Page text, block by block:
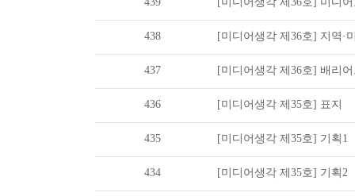
438 [미디어생각 제36호] 지역·
437 [미디어생각 제36호] 배리
436 [미디어생각 제35호] 표지
435 [미디어생각 제35호] 기획1
434 [미디어생각 제35호] 기획2